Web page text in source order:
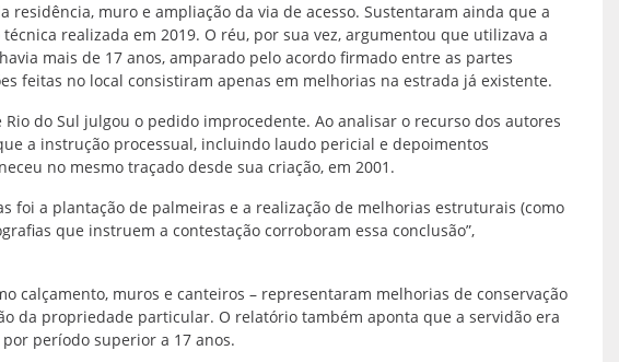
muro e ampliação da via de acesso. Sustentaram ainda que a
realizada em 2019. O réu, por sua vez, argumentou que utilizava a
mais de 17 anos, amparado pelo acordo firmado entre as partes
feitas no local consistiram apenas em melhorias na estrada já existente.
Rio do Sul julgou o pedido improcedente. Ao analisar o recurso dos autores
a instrução processual, incluindo laudo pericial e depoimentos
no mesmo traçado desde sua criação, em 2001.
foi a plantação de palmeiras e a realização de melhorias estruturais (como
que instruem a contestação corroboram essa conclusão”,
calçamento, muros e canteiros – representaram melhorias de conservação
da propriedade particular. O relatório também aponta que a servidão era
período superior a 17 anos.